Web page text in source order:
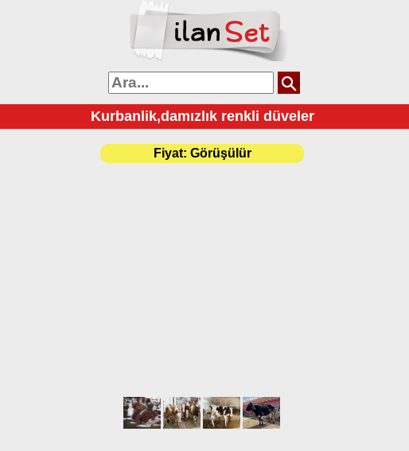
Kurbanlik,damızlık renkli düveler
Fiyat: Görüşülür